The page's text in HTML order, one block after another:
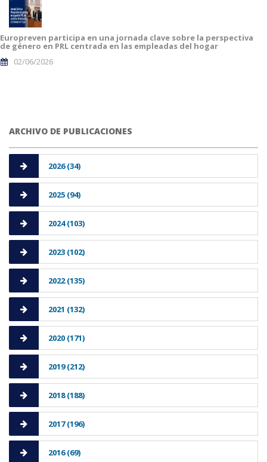
Europreven participa en una jornada clave sobre la perspectiva
de género en PRL centrada en las empleadas del hogar
02/06/2026
ARCHIVO DE PUBLICACIONES
2026 (34)
2025 (94)
2024 (103)
2023 (102)
2022 (135)
2021 (132)
2020 (171)
2019 (212)
2018 (188)
2017 (196)
2016 (69)